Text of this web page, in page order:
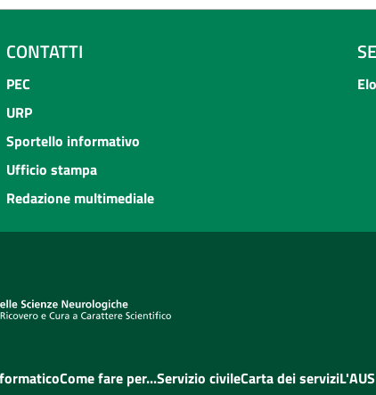
CONTATTI
PEC
URP
Sportello informativo
Ufficio stampa
Redazione multimediale
Come fare per...Servizio civileCarta dei servizi